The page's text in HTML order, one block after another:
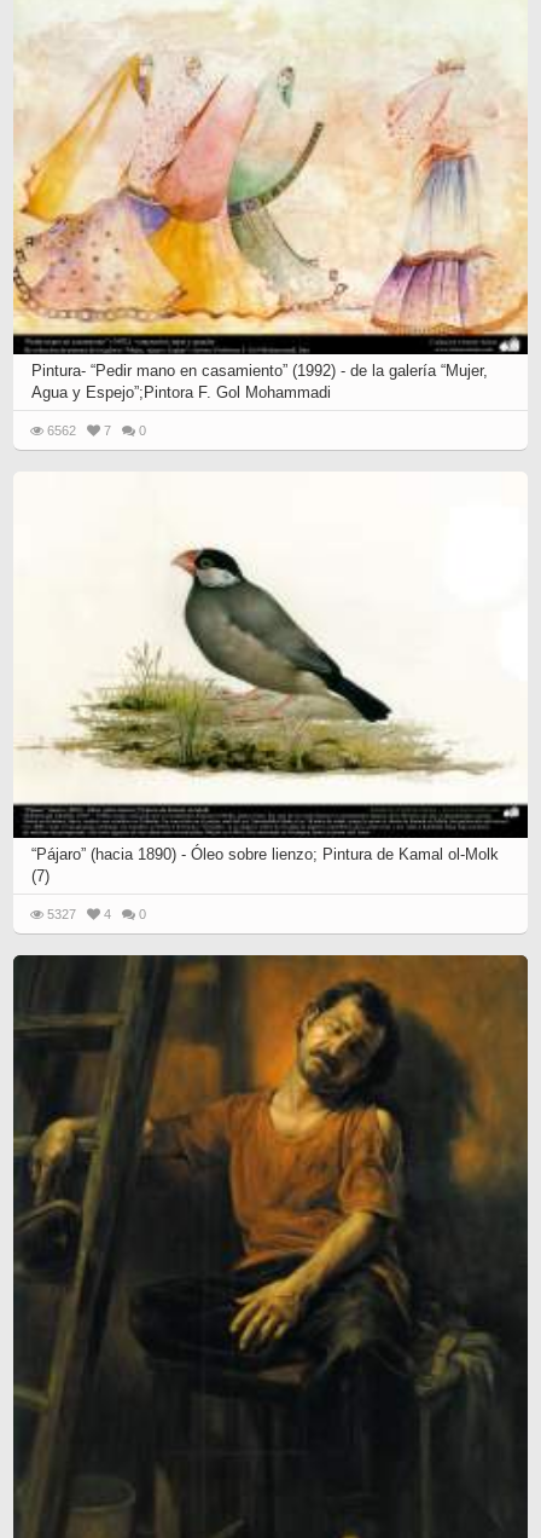
Pintura- “Pedir mano en casamiento” (1992) - de la galería “Mujer,
Agua y Espejo”;Pintora F. Gol Mohammadi
6562 7 0
“Pájaro” (hacia 1890) - Óleo sobre lienzo; Pintura de Kamal ol-Molk
(7)
5327 4 0